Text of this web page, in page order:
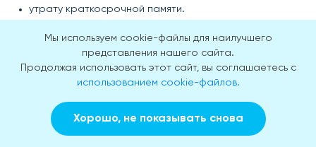
утрату краткосрочной памяти.
Классификация
Заболевание классифицируется на:
мнестических (связанных с памятью) осложнений
гиппокампального типа с акустико-мнестической
Мы используем cookie-файлы для наилучшего
представления нашего сайта.
Продолжая использовать этот сайт, вы соглашаетесь с
использованием cookie-файлов.
Хорошо, не показывать снова
Заказать звонок Вызвать врача на дом